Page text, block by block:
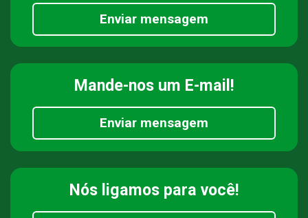
Enviar mensagem
Mande-nos um E-mail!
Enviar mensagem
Nós ligamos para você!